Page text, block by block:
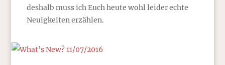
deshalb muss ich Euch heute wohl leider echte
Neuigkeiten erzählen.